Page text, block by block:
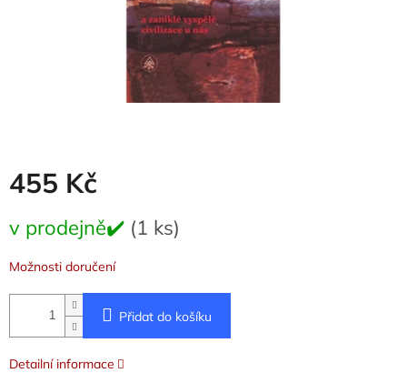
455 Kč
cena:
v prodejně✔️ (1 ks)
Možnosti doručení
Přidat do košíku
Detailní informace